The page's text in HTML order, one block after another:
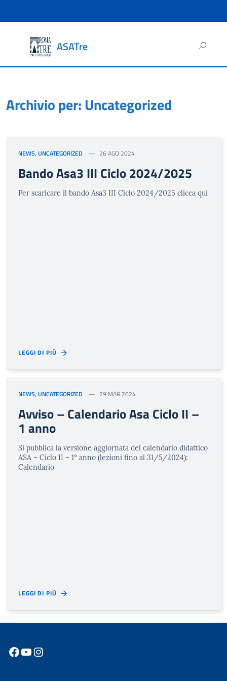
ASATre
per:
Archivio per: Uncategorized
NEWS, UNCATEGORIZED 26 AGO 2024
Bando Asa3 III Ciclo 2024/2025
Per scaricare il bando Asa3 III Ciclo 2024/2025 clicca qui
LEGGI DI PIÙ
NEWS, UNCATEGORIZED 29 MAR 2024
Avviso – Calendario Asa Ciclo II –
1 anno
Si pubblica la versione aggiornata del calendario didattico
ASA – Ciclo II – 1° anno (lezioni fino al 31/5/2024):
Calendario
LEGGI DI PIÙ
Facebook
YouTube
Instagram